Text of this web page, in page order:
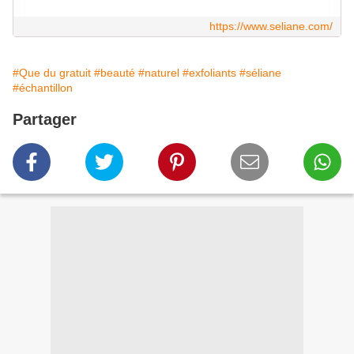
https://www.seliane.com/
#Que du gratuit #beauté #naturel #exfoliants #séliane
#échantillon
Partager